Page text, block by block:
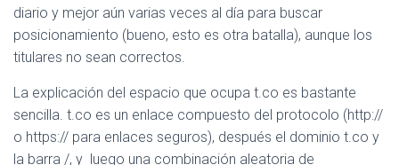
diario y mejor aún varias veces al día para buscar
posicionamiento (bueno, esto es otra batalla), aunque los
titulares no sean correctos.
La explicación del espacio que ocupa t.co es bastante
sencilla. t.co es un enlace compuesto del protocolo (http://
o https:// para enlaces seguros), después el dominio t.co y
la barra /, y luego una combinación aleatoria de